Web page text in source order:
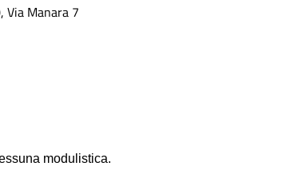
Via Manara 7
modulistica.